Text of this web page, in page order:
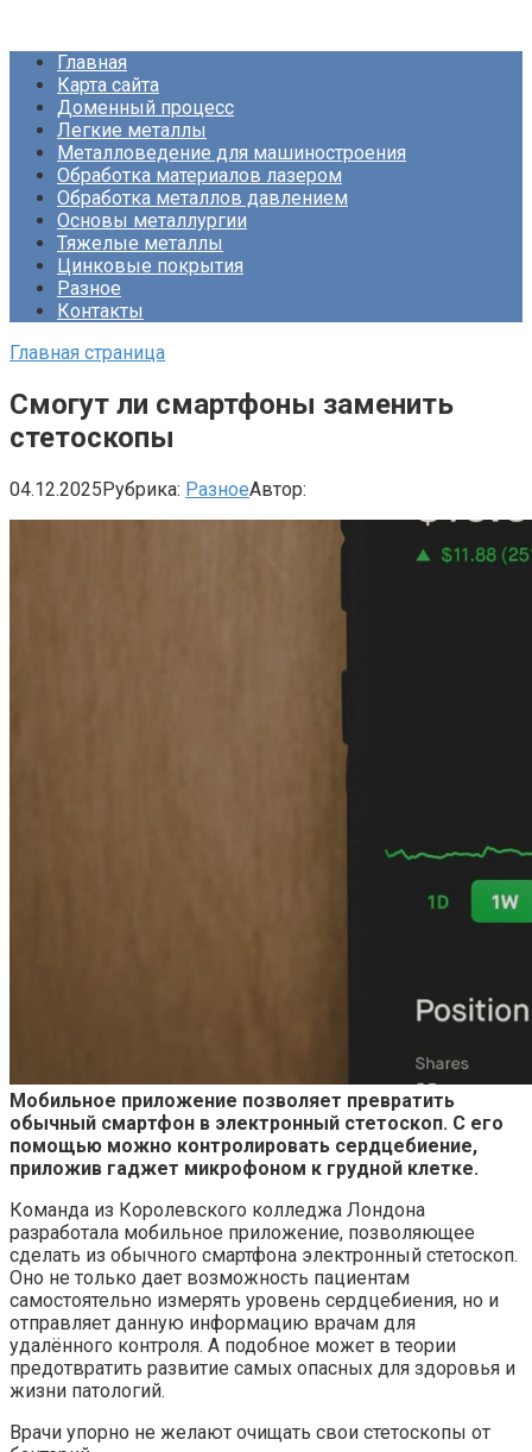
контентуГлавная
Карта сайта
Доменный процесс
Легкие металлы
Металловедение для машиностроения
Обработка материалов лазером
Обработка металлов давлением
Основы металлургии
Тяжелые металлы
Цинковые покрытия
Разное
Контакты
Главная страница
Смогут ли смартфоны заменить
стетоскопы
04.12.2025Рубрика: РазноеАвтор:
Мобильное приложение позволяет превратить
обычный смартфон в электронный стетоскоп. С его
помощью можно контролировать сердцебиение,
приложив гаджет микрофоном к грудной клетке.
Команда из Королевского колледжа Лондона
разработала мобильное приложение, позволяющее
сделать из обычного смартфона электронный стетоскоп.
Оно не только дает возможность пациентам
самостоятельно измерять уровень сердцебиения, но и
отправляет данную информацию врачам для
удалённого контроля. А подобное может в теории
предотвратить развитие самых опасных для здоровья и
жизни патологий.
Врачи упорно не желают очищать свои стетоскопы от